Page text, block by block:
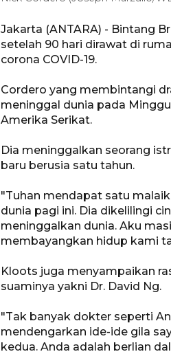
Jakarta (ANTARA) - Bintang
setelah 90 hari dirawat di
corona COVID-19.
Cordero yang membintangi
meninggal dunia pada
Amerika Serikat.
Dia meninggalkan seorang
baru berusia satu tahun.
"Tuhan mendapat satu
dunia pagi ini. Dia dikelilingi
meninggalkan dunia. Aku
membayangkan hidup kami
Kloots juga menyampaikan
suaminya yakni Dr. David Ng.
"Tak banyak dokter seperti
mendengarkan ide-ide gila
kedua. Anda adalah berlian